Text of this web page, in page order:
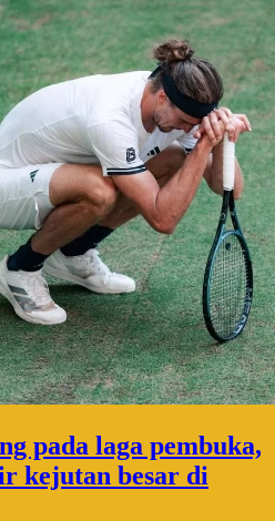
pada laga pembuka,
kejutan besar di